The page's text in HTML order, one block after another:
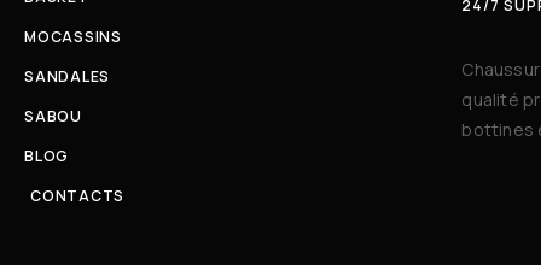
MOCASSINS
SANDALES
SABOU
BLOG
CONTACTS
24/7
qualité
bottines